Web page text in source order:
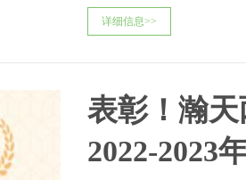
详细信息>>
表彰！瀚
2022-2023